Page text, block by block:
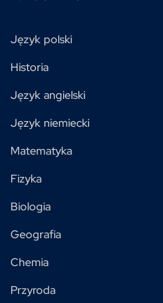
Język polski
Historia
Język angielski
Język niemiecki
Matematyka
Fizyka
Biologia
Geografia
Chemia
Przyroda